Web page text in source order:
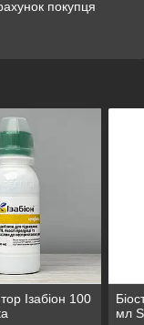
покупця
Ізабіон 100
мл